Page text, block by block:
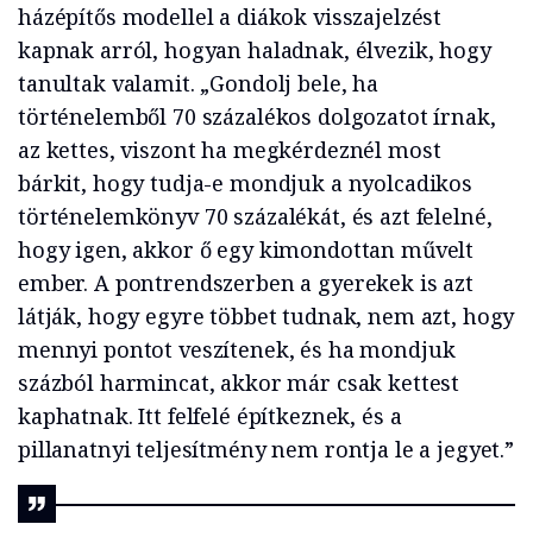
házépítős modellel a diákok visszajelzést
kapnak arról, hogyan haladnak, élvezik, hogy
tanultak valamit. „Gondolj bele, ha
történelemből 70 százalékos dolgozatot írnak,
az kettes, viszont ha megkérdeznél most
bárkit, hogy tudja-e mondjuk a nyolcadikos
történelemkönyv 70 százalékát, és azt felelné,
hogy igen, akkor ő egy kimondottan művelt
ember. A pontrendszerben a gyerekek is azt
látják, hogy egyre többet tudnak, nem azt, hogy
mennyi pontot veszítenek, és ha mondjuk
százból harmincat, akkor már csak kettest
kaphatnak. Itt felfelé építkeznek, és a
pillanatnyi teljesítmény nem rontja le a jegyet.”